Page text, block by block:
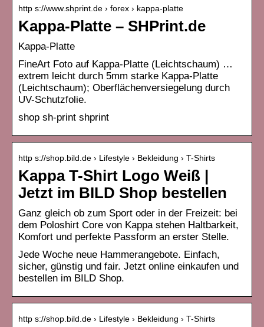
http s://www.shprint.de › forex › kappa-platte
Kappa-Platte – SHPrint.de
Kappa-Platte
FineArt Foto auf Kappa-Platte (Leichtschaum) …
extrem leicht durch 5mm starke Kappa-Platte
(Leichtschaum); Oberflächenversiegelung durch
UV-Schutzfolie.
shop sh-print shprint
http s://shop.bild.de › Lifestyle › Bekleidung › T-Shirts
Kappa T-Shirt Logo Weiß |
Jetzt im BILD Shop bestellen
Ganz gleich ob zum Sport oder in der Freizeit: bei
dem Poloshirt Core von Kappa stehen Haltbarkeit,
Komfort und perfekte Passform an erster Stelle.
Jede Woche neue Hammerangebote. Einfach,
sicher, günstig und fair. Jetzt online einkaufen und
bestellen im BILD Shop.
http s://shop.bild.de › Lifestyle › Bekleidung › T-Shirts